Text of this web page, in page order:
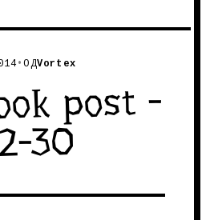
•ОДVortex
post -
30